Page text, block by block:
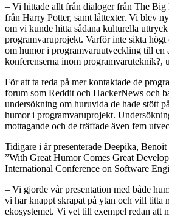
– Vi hittade allt från dialoger från The
från Harry Potter, samt låttexter. Vi blev
om vi kunde hitta sådana kulturella uttryck
programvaruprojekt. Varför inte sikta
om humor i programvaruutveckling till en
konferenserna inom programvaruteknik?,
För att ta reda på mer kontaktade de
forum som Reddit och HackerNews och
undersökning om huruvida de hade stött
humor i programvaruprojekt.
mottagande och de träffade även fem
Tidigare i år presenterade Deepika,
”With Great Humor Comes Great
International Conference on Software
– Vi gjorde vår presentation med både
vi har knappt skrapat på ytan och vill titta
ekosystemet. Vi vet till exempel redan att